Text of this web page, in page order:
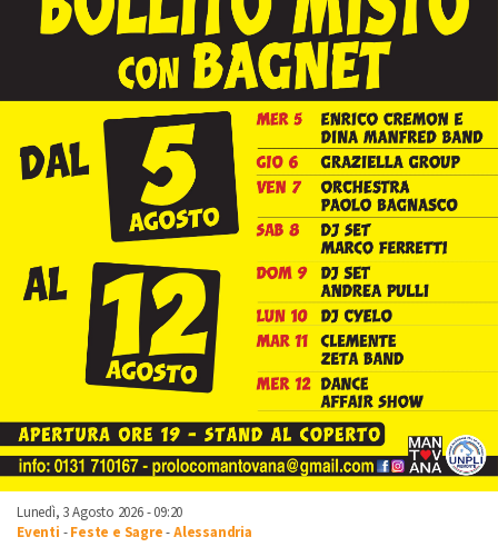
Lunedì, 3 Agosto 2026 - 09:20
Eventi -Feste e Sagre-Alessandria